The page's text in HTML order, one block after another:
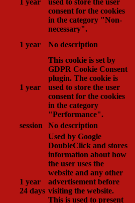
1 year
used to store the user
consent for the cookies
in the category "Non-
necessary".
1 year No description
1 year
This cookie is set by
GDPR Cookie Consent
plugin. The cookie is
used to store the user
consent for the cookies
in the category
"Performance".
session No description
1 year
24 days
Used by Google
DoubleClick and stores
information about how
the user uses the
website and any other
advertisement before
visiting the website.
This is used to present